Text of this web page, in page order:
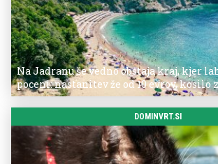
Na Jadranu še vedno obstaja kraj, kjer
poceni: nastanitev že od 10 evrov, kosilo
DOMINVRT.SI